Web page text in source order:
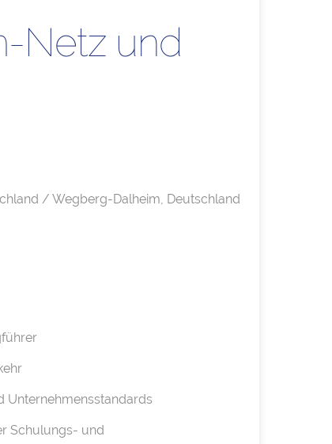
Netz und
/ Wegberg-Dalheim, Deutschland
Unternehmensstandards
Schulungs- und